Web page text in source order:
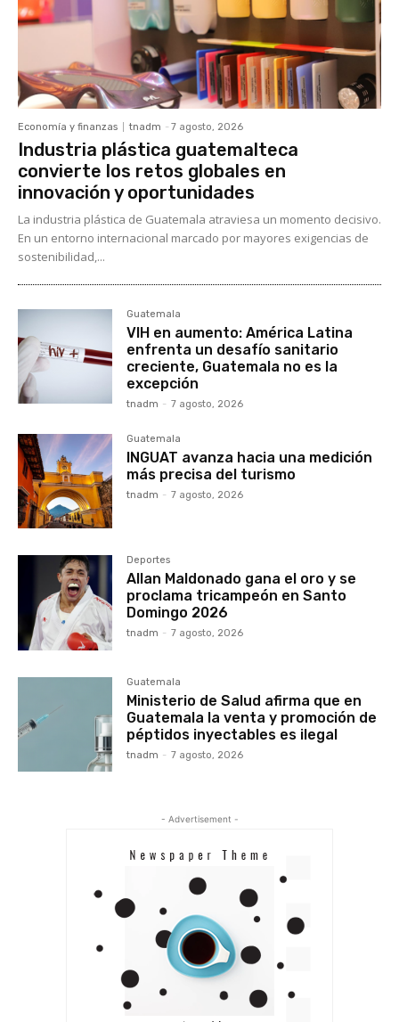
Economía y finanzas tnadm - 7 agosto, 2026
Industria plástica guatemalteca
convierte los retos globales en
innovación y oportunidades
La industria plástica de Guatemala atraviesa un momento decisivo.
En un entorno internacional marcado por mayores exigencias de
sostenibilidad,...
Guatemala
VIH en aumento: América Latina
enfrenta un desafío sanitario
creciente, Guatemala no es la
excepción
tnadm - 7 agosto, 2026
Guatemala
INGUAT avanza hacia una medición
más precisa del turismo
tnadm - 7 agosto, 2026
Deportes
Allan Maldonado gana el oro y se
proclama tricampeón en Santo
Domingo 2026
tnadm - 7 agosto, 2026
Guatemala
Ministerio de Salud afirma que en
Guatemala la venta y promoción de
péptidos inyectables es ilegal
tnadm - 7 agosto, 2026
- Advertisement -